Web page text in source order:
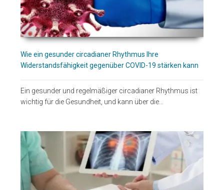
Wie ein gesunder circadianer Rhythmus Ihre
Widerstandsfähigkeit gegenüber COVID-19 stärken kann
Ein gesunder und regelmäßiger circadianer Rhythmus ist
wichtig für die Gesundheit, und kann über die…